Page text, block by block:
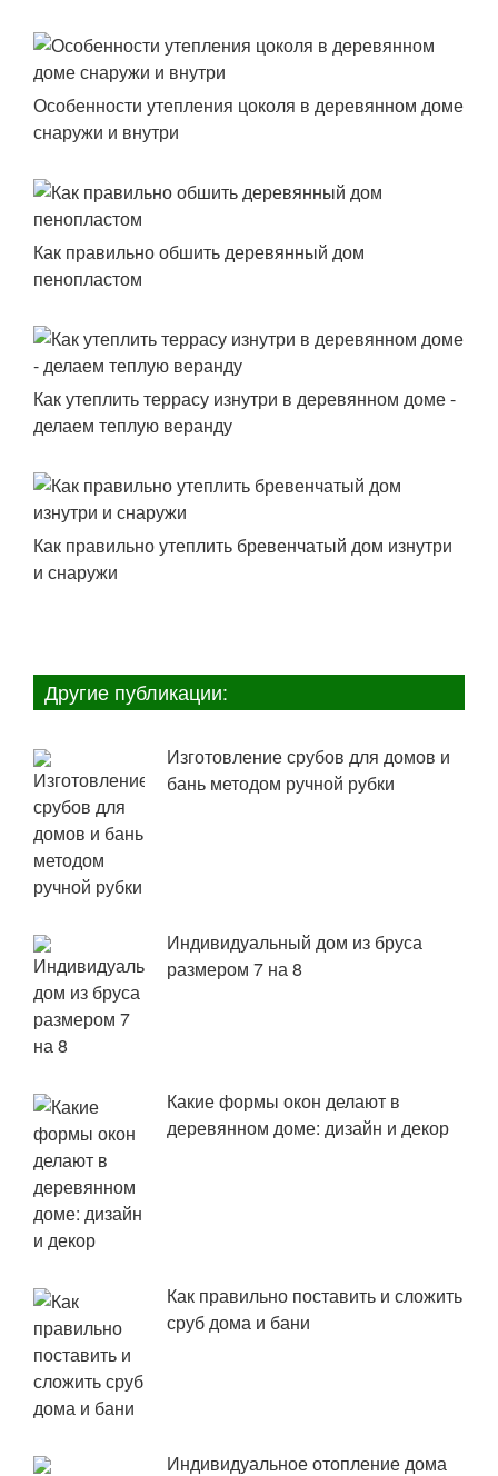
Особенности утепления цоколя в деревянном доме
снаружи и внутри
Как правильно обшить деревянный дом
пенопластом
Как утеплить террасу изнутри в деревянном доме -
делаем теплую веранду
Как правильно утеплить бревенчатый дом изнутри
и снаружи
Другие публикации:
Изготовление срубов для домов и
бань методом ручной рубки
Индивидуальный дом из бруса
размером 7 на 8
Какие формы окон делают в
деревянном доме: дизайн и декор
Как правильно поставить и сложить
сруб дома и бани
Индивидуальное отопление дома